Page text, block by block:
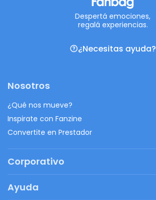
Despertá emociones,
regalá experiencias.
¿Necesitas ayuda?
Nosotros
¿Qué nos mueve?
Inspirate con Fanzine
Convertite en Prestador
Corporativo
Regalos originales
Ayuda